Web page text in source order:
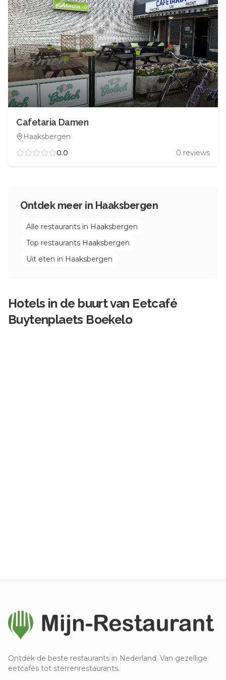
Cafetaria Damen
Haaksbergen
0.0
0 reviews
Ontdek meer in Haaksbergen
Alle restaurants in Haaksbergen
Top restaurants Haaksbergen
Uit eten in Haaksbergen
Hotels in de buurt van Eetcafé
Buytenplaets Boekelo
Ontdek de beste restaurants in Nederland. Van gezellige
eetcafés tot sterrenrestaurants.